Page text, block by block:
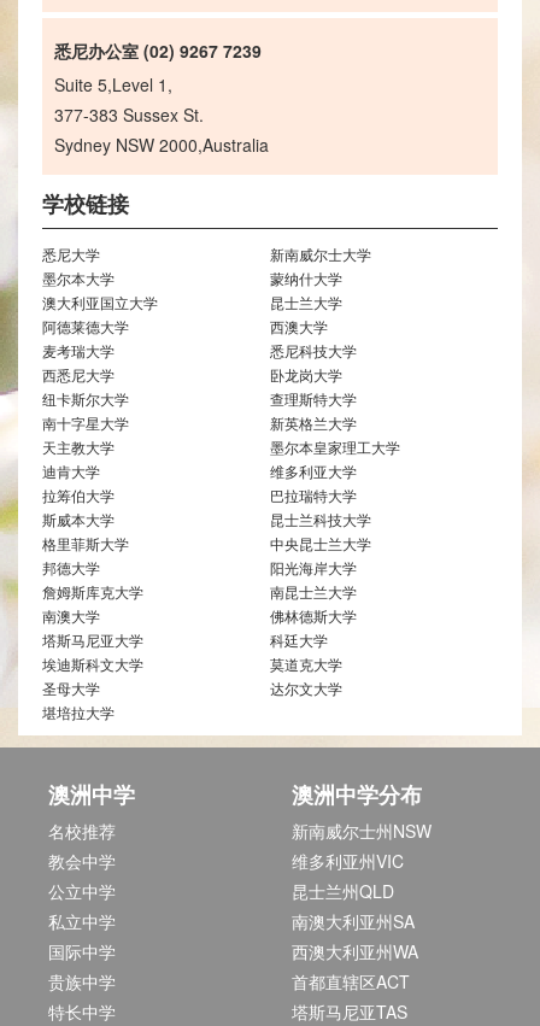
悉尼办公室 (02) 9267 7239
Suite 5,Level 1,
377-383 Sussex St.
Sydney NSW 2000,Australia
学校链接
悉尼大学
新南威尔士大学
墨尔本大学
蒙纳什大学
澳大利亚国立大学
昆士兰大学
阿德莱德大学
西澳大学
麦考瑞大学
悉尼科技大学
西悉尼大学
卧龙岗大学
纽卡斯尔大学
查理斯特大学
南十字星大学
新英格兰大学
天主教大学
墨尔本皇家理工大学
迪肯大学
维多利亚大学
拉筹伯大学
巴拉瑞特大学
斯威本大学
昆士兰科技大学
格里菲斯大学
中央昆士兰大学
邦德大学
阳光海岸大学
詹姆斯库克大学
南昆士兰大学
南澳大学
佛林德斯大学
塔斯马尼亚大学
科廷大学
埃迪斯科文大学
莫道克大学
圣母大学
达尔文大学
堪培拉大学
澳洲中学
名校推荐
教会中学
公立中学
私立中学
国际中学
贵族中学
特长中学
澳洲中学分布
新南威尔士州NSW
维多利亚州VIC
昆士兰州QLD
南澳大利亚州SA
西澳大利亚州WA
首都直辖区ACT
塔斯马尼亚TAS